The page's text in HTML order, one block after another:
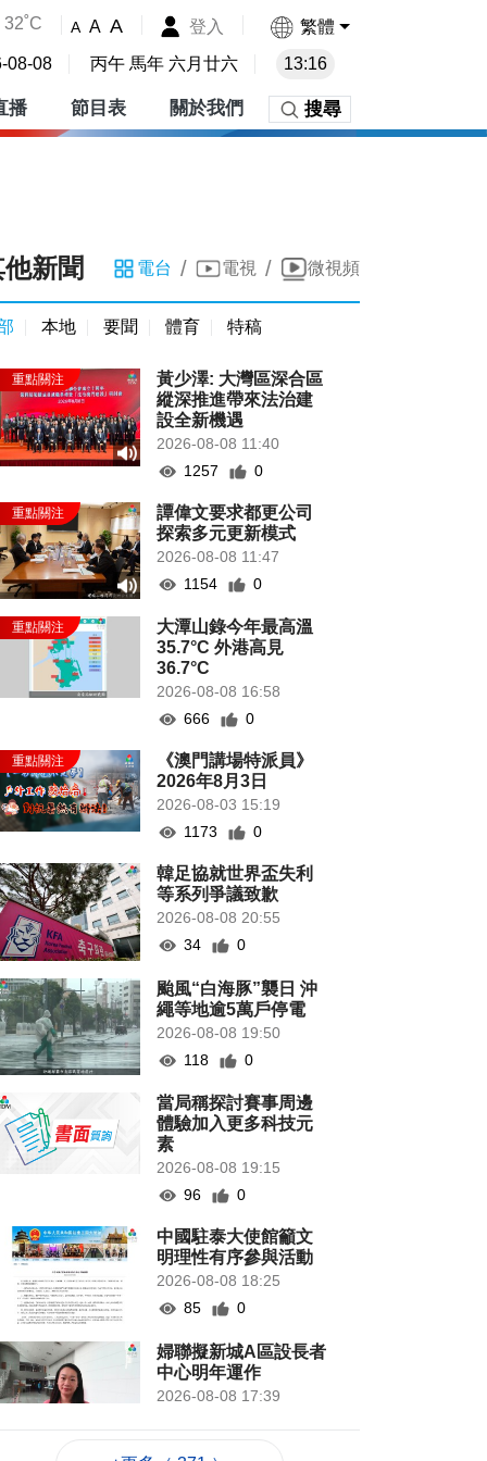
32˚C A A A 登入 繁體
08-08 丙午 馬年 六月廿六 13:16
播 節目表 關於我們 搜尋
新聞 電台 / 電視 / 微視頻
本地 要聞 體育 特稿
黃少澤: 大灣區深合區
縱深推進帶來法治建
設全新機遇
2026-08-08 11:40
1257
0
譚偉文要求都更公司
探索多元更新模式
2026-08-08 11:47
1154
0
大潭山錄今年最高溫
35.7°C 外港高見
36.7°C
2026-08-08 16:58
666
0
《澳門講場特派員》
2026年8月3日
2026-08-03 15:19
1173
0
韓足協就世界盃失利
等系列爭議致歉
2026-08-08 20:55
34
0
颱風“白海豚”襲日 沖
繩等地逾5萬戶停電
2026-08-08 19:50
118
0
當局稱探討賽事周邊
體驗加入更多科技元
素
2026-08-08 19:15
96
0
中國駐泰大使館籲文
明理性有序參與活動
2026-08-08 18:25
85
0
婦聯擬新城A區設長者
中心明年運作
2026-08-08 17:39